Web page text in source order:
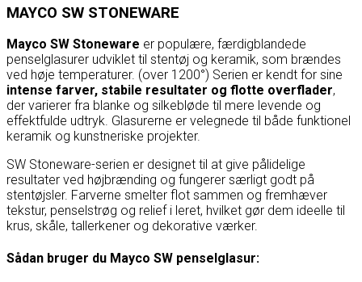
MAYCO SW STONEWARE
Mayco SW Stoneware er populære, færdigblandede
penselglasurer udviklet til stentøj og keramik, som brændes
ved høje temperaturer. (over 1200°) Serien er kendt for sine
intense farver, stabile resultater og flotte overflader,
der varierer fra blanke og silkebløde til mere levende og
effektfulde udtryk. Glasurerne er velegnede til både funktionel
keramik og kunstneriske projekter.
SW Stoneware-serien er designet til at give pålidelige
resultater ved højbrænding og fungerer særligt godt på
stentøjsler. Farverne smelter flot sammen og fremhæver
tekstur, penselstrøg og relief i leret, hvilket gør dem ideelle til
krus, skåle, tallerkener og dekorative værker.
Sådan bruger du Mayco SW penselglasur: